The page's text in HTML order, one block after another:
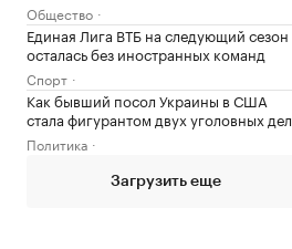
Общество
Единая Лига ВТБ на следующий сезон
осталась без иностранных команд
Спорт
Как бывший посол Украины в США
стала фигурантом двух уголовных дел
Политика
Загрузить еще